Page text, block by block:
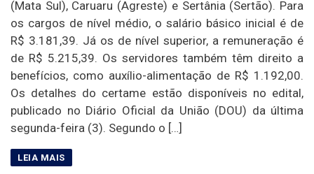
(Mata Sul), Caruaru (Agreste) e Sertânia (Sertão). Para
os cargos de nível médio, o salário básico inicial é de
R$ 3.181,39. Já os de nível superior, a remuneração é
de R$ 5.215,39. Os servidores também têm direito a
benefícios, como auxílio-alimentação de R$ 1.192,00.
Os detalhes do certame estão disponíveis no edital,
publicado no Diário Oficial da União (DOU) da última
segunda-feira (3). Segundo o […]